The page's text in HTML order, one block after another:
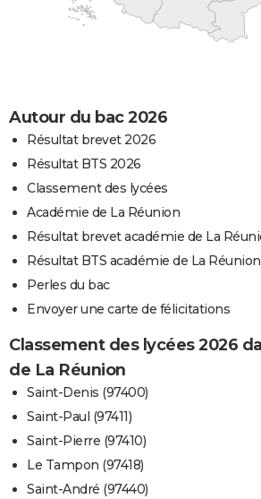
Autour du bac 2026
Résultat brevet 2026
Résultat BTS 2026
Classement des lycées
Académie de La Réunion
Résultat brevet académie de La
Résultat BTS académie de La Réunion
Perles du bac
Envoyer une carte de félicitations
Classement des lycées 2026
de La Réunion
Saint-Denis (97400)
Saint-Paul (97411)
Saint-Pierre (97410)
Le Tampon (97418)
Saint-André (97440)